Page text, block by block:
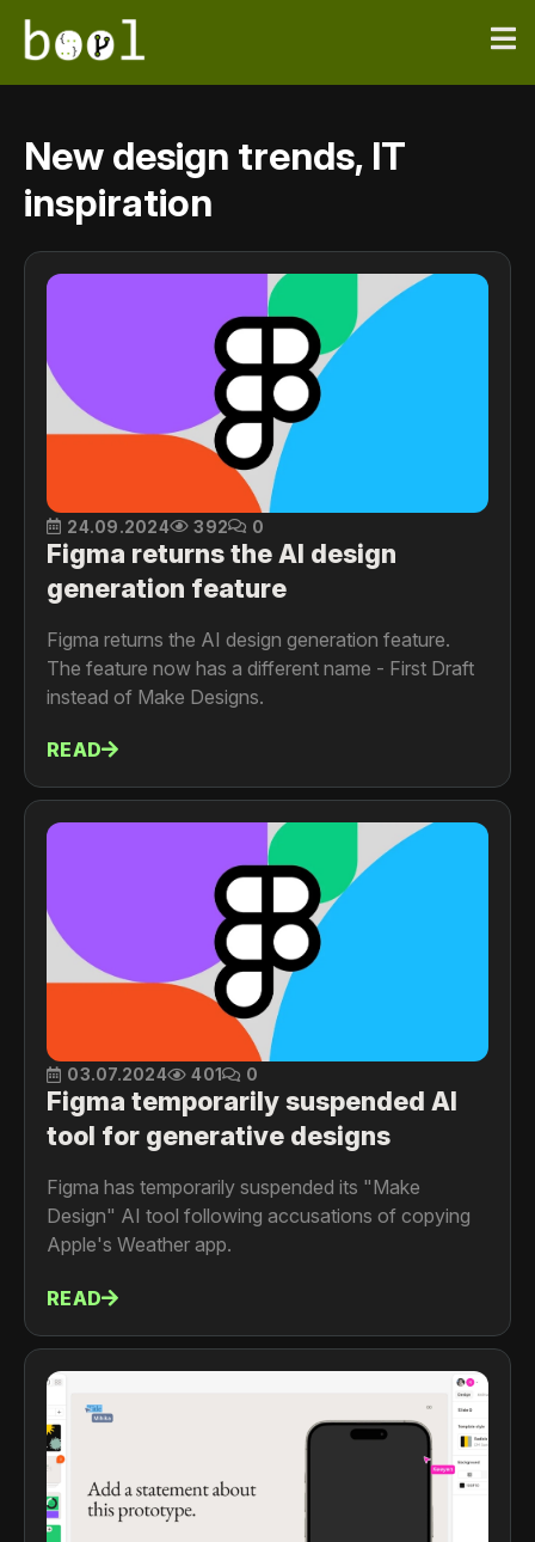
New design trends, IT
inspiration
24.09.2024 392 0
Figma returns the AI design
generation feature
Figma returns the AI design generation feature.
The feature now has a different name - First Draft
instead of Make Designs.
READ
03.07.2024 401 0
Figma temporarily suspended AI
tool for generative designs
Figma has temporarily suspended its "Make
Design" AI tool following accusations of copying
Apple's Weather app.
READ